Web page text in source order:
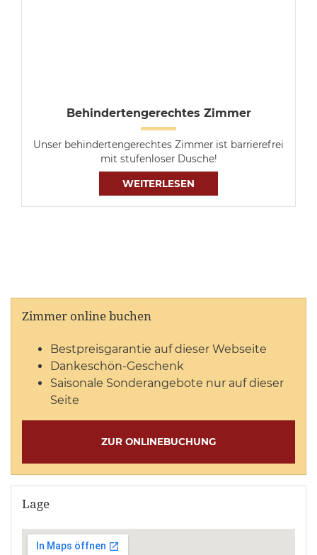
Behindertengerechtes Zimmer
Unser behindertengerechtes Zimmer ist barrierefrei
mit stufenloser Dusche!
WEITERLESEN
Zimmer online buchen
Bestpreisgarantie auf dieser Webseite
Dankeschön-Geschenk
Saisonale Sonderangebote nur auf dieser
Seite
ZUR ONLINEBUCHUNG
Lage